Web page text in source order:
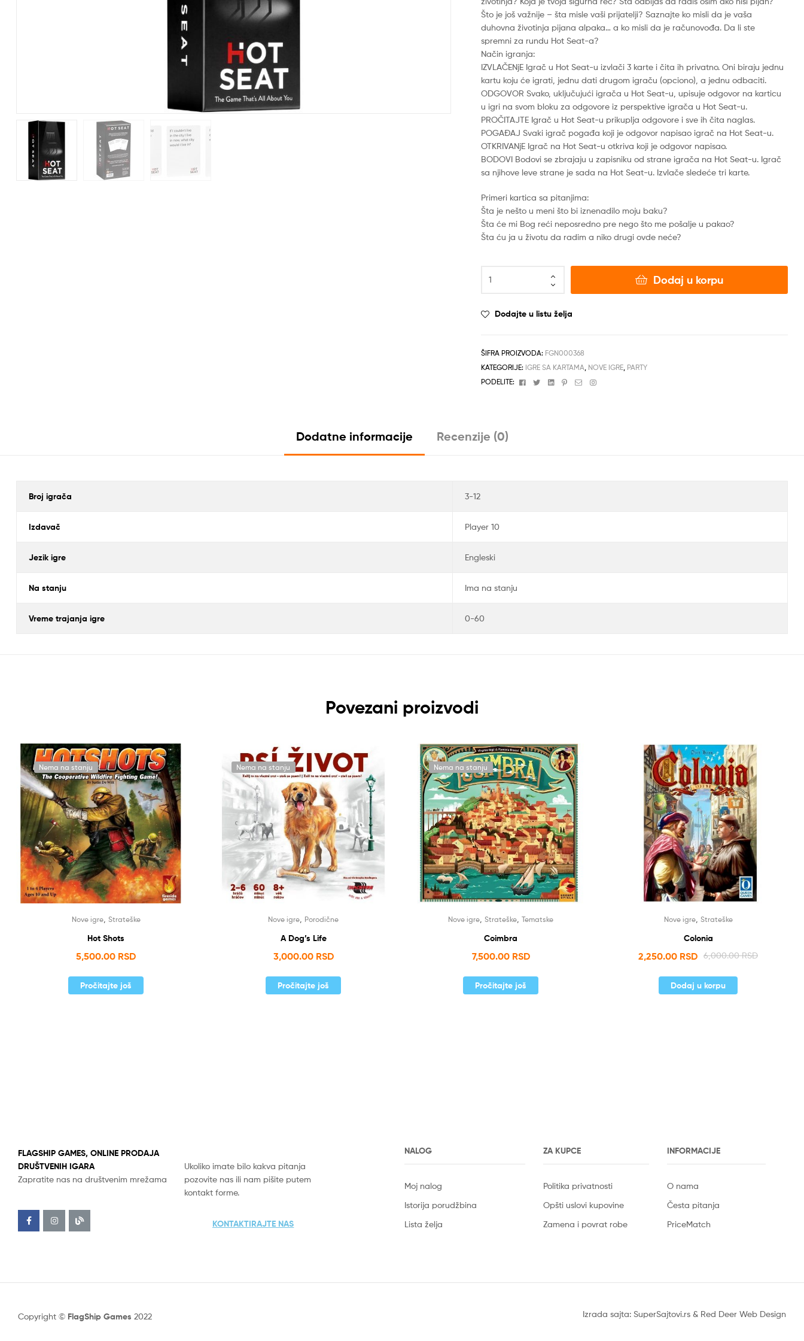
Što je još važnije – šta misle vaši prijatelji? Saznajte ko misli da je vaša
duhovna životinja pijana alpaka… a ko misli da je računovođa. Da li ste
spremni za rundu Hot Seat-a?
Način igranja:
IZVLAČENjE Igrač u Hot Seat-u izvlači 3 karte i čita ih privatno. Oni biraju jednu
kartu koju će igrati, jednu dati drugom igraču (opciono), a jednu odbaciti.
ODGOVOR Svako, uključujući igrača u Hot Seat-u, upisuje odgovor na karticu
u igri na svom bloku za odgovore iz perspektive igrača u Hot Seat-u.
PROČITAJTE Igrač u Hot Seat-u prikuplja odgovore i sve ih čita naglas.
POGAĐAJ Svaki igrač pogađa koji je odgovor napisao igrač na Hot Seat-u.
OTKRIVANjE Igrač na Hot Seat-u otkriva koji je odgovor napisao.
BODOVI Bodovi se zbrajaju u zapisniku od strane igrača na Hot Seat-u. Igrač
sa njihove leve strane je sada na Hot Seat-u. Izvlače sledeće tri karte.
Primeri kartica sa pitanjima:
Šta je nešto u meni što bi iznenadilo moju baku?
Šta će mi Bog reći neposredno pre nego što me pošalje u pakao?
Šta ću ja u životu da radim a niko drugi ovde neće?
Dodaj u korpu
Dodajte u listu želja
ŠIFRA PROIZVODA: FGN000368
KATEGORIJE: IGRE SA KARTAMA, NOVE IGRE, PARTY
PODELITE:
FacebookTwitterLinkedinPinterest
EmailInstagram
Dodatne informacije Recenzije (0)
Broj igrača 3-12
Izdavač Player 10
Jezik igre Engleski
Na stanju Ima na stanju
Vreme trajanja igre 0-60
Povezani proizvodi
Nema na stanju
Nove igre, Strateške
Hot Shots
5,500.00 RSD
Pročitajte još
Nema na stanju
Nove igre Porodične
A Dog’s Life
3,000.00 RSD
Pročitajte još
Nema na stanju
Nove igre Strateške Tematske
Coimbra
7,500.00 RSD
Pročitajte još
Nove igre, Strateške
Colonia
6,000.00RSD
2,250.00 RSD
Dodaj u korpu
FLAGSHIP GAMES, ONLINE PRODAJA
DRUŠTVENIH IGARA
Zapratite nas na društvenim mrežama
Ukoliko imate bilo kakva pitanja
pozovite nas ili nam pišite putem
kontakt forme.
KONTAKTIRAJTE NAS
NALOG
Moj nalog
Istorija porudžbina
Lista želja
ZA KUPCE
Politika privatnosti
Opšti uslovi kupovine
Zamena i povrat robe
INFORMACIJE
O nama
Česta pitanja
PriceMatch
Copyright © FlagShip Games 2022 Izrada sajta: SuperSajtovi.rs & Red Deer Web Design